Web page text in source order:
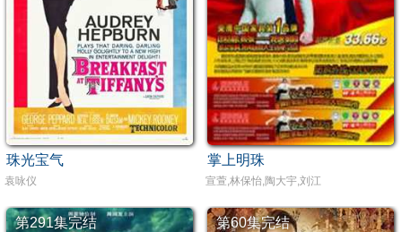
珠光宝气
袁咏仪
掌上明珠
宣萱,林保怡,陶大宇,刘江
第291集完结 第60集完结